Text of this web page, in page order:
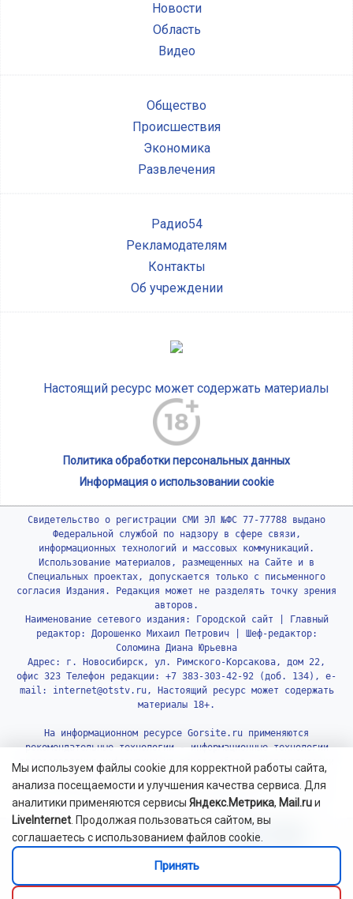
Мы используем файлы cookie для корректной работы сайта,
анализа посещаемости и улучшения качества сервиса. Для
аналитики применяются сервисы Яндекс.Метрика, Mail.ruи
LiveInternet . Продолжая пользоваться сайтом, вы
соглашаетесь с использованием файлов cookie.
Принять
Новости
Область
Видео
Общество
Происшествия
Экономика
Развлечения
Радио54
Рекламодателям
Контакты
Об учреждении
Настоящий ресурс может содержать материалы
Политика обработки персональных данных
Информация о использовании cookie
Свидетельство о регистрации СМИ ЭЛ №ФС 77-77788 выдано
Федеральной службой по надзору в сфере связи,
информационных технологий и массовых коммуникаций.
Использование материалов, размещенных на Сайте и в
Специальных проектах, допускается только с письменного
согласия Издания. Редакция может не разделять точку зрения
авторов.
Наименование сетевого издания: Городской сайт | Главный
редактор: Дорошенко Михаил Петрович | Шеф-редактор:
Соломина Диана Юрьевна
Адрес: г. Новосибирск, ул. Римского-Корсакова, дом 22,
офис 323 Телефон редакции: +7 383-303-42-92 (доб. 134), e-
mail: internet@otstv.ru, Настоящий ресурс может содержать
материалы 18+.
На информационном ресурсе Gorsite.ru применяются
рекомендательные технологии - информационные технологии
предоставления информации на основе сбора, систематизации
и анализа сведений, относящихся к предпочтениям
пользователей сети «Интернет», находящихся на территории
Российской Федерации.Подробнее.